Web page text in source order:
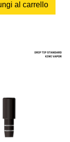
al carrello